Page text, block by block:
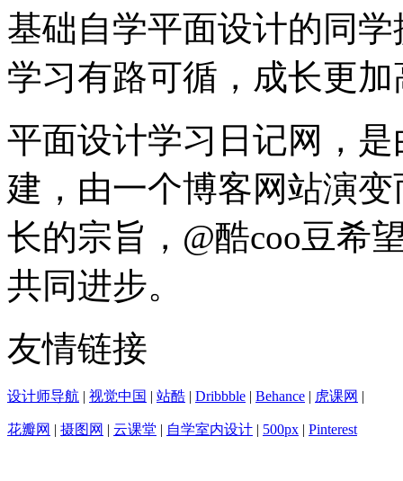
基础自学平面设计的同
学习有路可循，成长更加
平面设计学习日记网，
建，由一个博客网站演
长的宗旨，@酷coo豆希
共同进步。
友情链接
设计师导航 | 视觉中国 | 站酷 | Dribbble | Behance | 虎课网 |
花瓣网 | 摄图网 | 云课堂 | 自学室内设计 | 500px | Pinterest